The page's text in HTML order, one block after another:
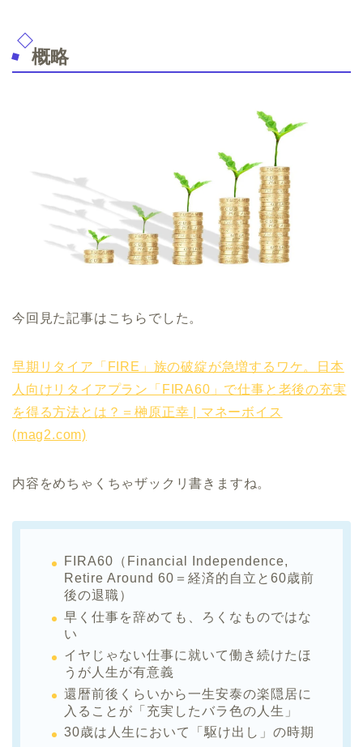
概略
今回見た記事はこちらでした。
早期リタイア「FIRE」族の破綻が急増するワケ。日本
人向けリタイアプラン「FIRA60」で仕事と老後の充実
を得る方法とは？＝榊原正幸 | マネーボイス
(mag2.com)
内容をめちゃくちゃザックリ書きますね。
FIRA60（Financial Independence,
Retire Around 60＝経済的自立と60歳前
後の退職）
早く仕事を辞めても、ろくなものではな
い
イヤじゃない仕事に就いて働き続けたほ
うが人生が有意義
還暦前後くらいから一生安泰の楽隠居に
入ることが「充実したバラ色の人生」
30歳は人生において「駆け出し」の時期